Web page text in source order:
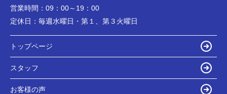
営業時間： 09：00～19：00
定休日： 毎週水曜日・第１、第３火曜日
トップページ
スタッフ
お客様の声